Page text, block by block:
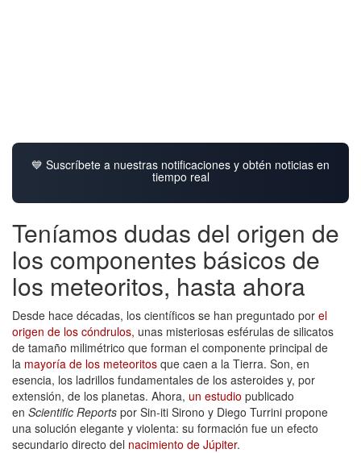
💙 Suscríbete a nuestras notificaciones y obtén noticias en
tiempo real
Teníamos dudas del origen de
los componentes básicos de
los meteoritos, hasta ahora
Desde hace décadas, los científicos se han preguntado por el
origen de los cóndrulos, unas misteriosas esférulas de silicatos
de tamaño milimétrico que forman el componente principal de
la mayoría de los meteoritos que caen a la Tierra. Son, en
esencia, los ladrillos fundamentales de los asteroides y, por
extensión, de los planetas. Ahora, un estudio publicado
en Scientific Reports por Sin-iti Sirono y Diego Turrini propone
una solución elegante y violenta: su formación fue un efecto
secundario directo del nacimiento de Júpiter.